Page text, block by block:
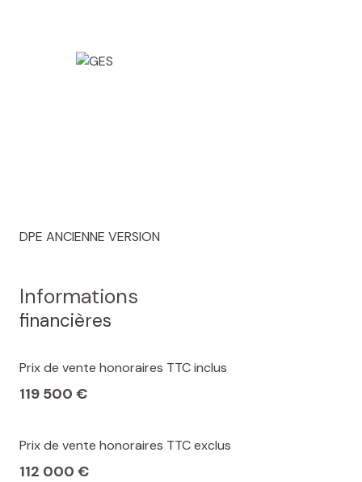
DPE ANCIENNE VERSION
Informations
financières
Prix de vente honoraires TTC inclus
119 500 €
Prix de vente honoraires TTC exclus
112 000 €